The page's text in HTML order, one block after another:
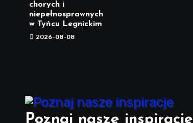
chorych i
niepełnosprawnych
w Tyńcu Legnickim
2026-08-08
Poznaj nasze inspiracje